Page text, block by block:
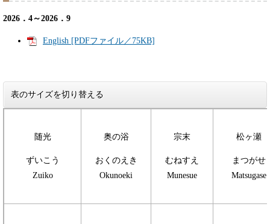
2026．4～2026．9
English [PDFファイル／75KB]
表のサイズを切り替える
随光
ずいこう
Zuiko
奥の浴
おくのえき
Okunoeki
宗末
むねすえ
Munesue
松ヶ瀬
まつがせ
Matsugase